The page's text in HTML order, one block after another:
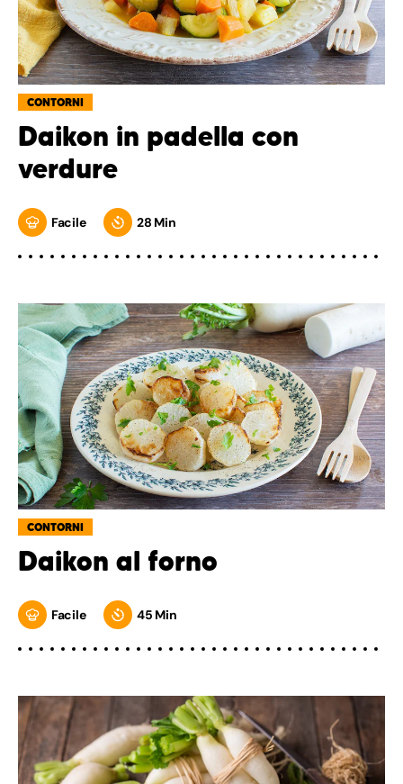
CONTORNI
Daikon in padella con
verdure
Facile 28 Min
CONTORNI
Daikon al forno
Facile 45 Min